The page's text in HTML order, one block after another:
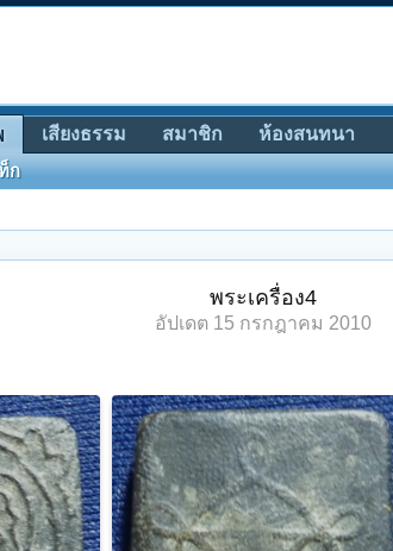
พระเครื่อง4
อัปเดต 15 กรกฎาคม 2010
ก
เสียงธรรม สมาชิก ห้องสนทนา